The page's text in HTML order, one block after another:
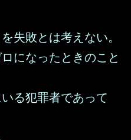
失敗とは考えない。
になったときのこと
る犯罪者であって